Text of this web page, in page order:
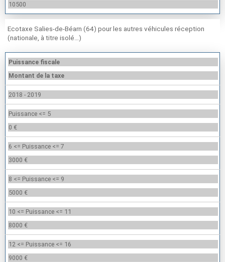
10500
Ecotaxe Salies-de-Béarn (64) pour les autres véhicules réception
(nationale, à titre isolé…)
Puissance fiscale
Montant de la taxe
2018 - 2019
Puissance <= 5
0 €
6 <= Puissance <= 7
3000 €
8 <= Puissance <= 9
5000 €
10 <= Puissance <= 11
8000 €
12 <= Puissance <= 16
9000 €